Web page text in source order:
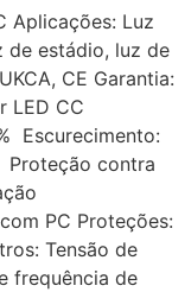
Aplicações: Luz
de estádio, luz de
CE Garantia:
LED CC
Escurecimento:
Proteção contra
PC Proteções:
Tensão de
frequência de